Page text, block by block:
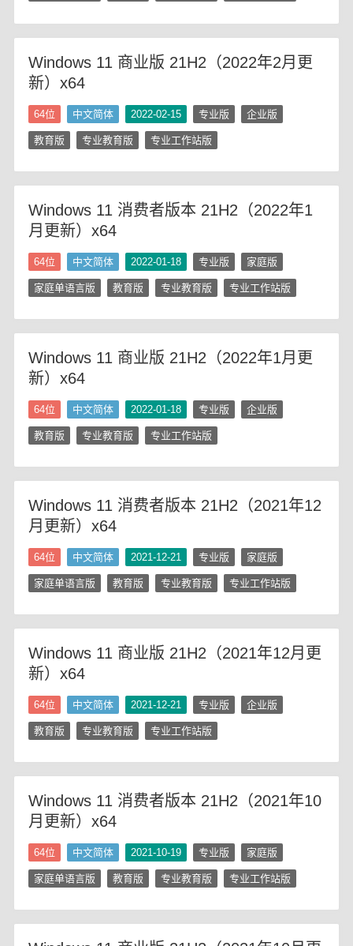
Windows 11 商业版 21H2（2022年2月更
新）x64
64位 中文简体 2022-02-15 专业版 企业版
教育版 专业教育版 专业工作站版
Windows 11 消费者版本 21H2（2022年1
月更新）x64
64位 中文简体 2022-01-18 专业版 家庭版
家庭单语言版 教育版 专业教育版 专业工作站版
Windows 11 商业版 21H2（2022年1月更
新）x64
64位 中文简体 2022-01-18 专业版 企业版
教育版 专业教育版 专业工作站版
Windows 11 消费者版本 21H2（2021年12
月更新）x64
64位 中文简体 2021-12-21 专业版 家庭版
家庭单语言版 教育版 专业教育版 专业工作站版
Windows 11 商业版 21H2（2021年12月更
新）x64
64位 中文简体 2021-12-21 专业版 企业版
教育版 专业教育版 专业工作站版
Windows 11 消费者版本 21H2（2021年10
月更新）x64
64位 中文简体 2021-10-19 专业版 家庭版
家庭单语言版 教育版 专业教育版 专业工作站版